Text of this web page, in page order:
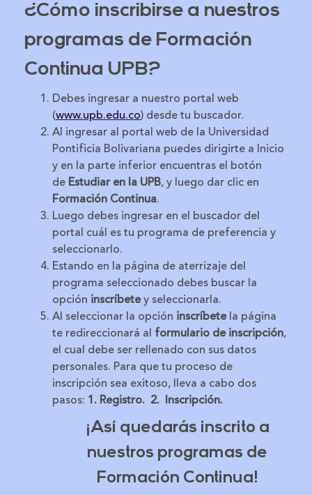
¿Cómo inscribirse a nuestros
programas de Formación
Continua UPB?
Debes ingresar a nuestro portal web
(www.upb.edu.co) desde tu buscador.
Al ingresar al portal web de la Universidad
Pontificia Bolivariana puedes dirigirte a Inicio
y en la parte inferior encuentras el botón
de Estudiar en la UPB, y luego dar clic en
Formación Continua.
Luego debes ingresar en el buscador del
portal cuál es tu programa de preferencia y
seleccionarlo.
Estando en la página de aterrizaje del
programa seleccionado debes buscar la
opción inscríbetey seleccionarla.
Al seleccionar la opción inscríbetela página
te redireccionará al formulario de inscripción,
el cual debe ser rellenado con sus datos
personales. Para que tu proceso de
inscripción sea exitoso, lleva a cabo dos
pasos: 1. Registro. 2. Inscripción.
¡Así quedarás inscrito a
nuestros programas de
Formación Continua!